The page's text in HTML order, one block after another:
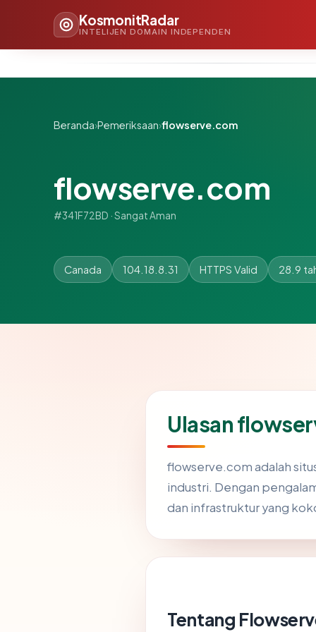
KosmonitRadar
INTELIJEN DOMAIN INDEPENDEN
Beranda›Pemeriksaan›flowserve.com
flowserve.com
#341F72BD · Sangat Aman
Canada 104.18.8.31 HTTPS Valid 28.9
Ulasan
flowserve.com adalah
industri. Dengan
dan infrastruktur yang
Tentang